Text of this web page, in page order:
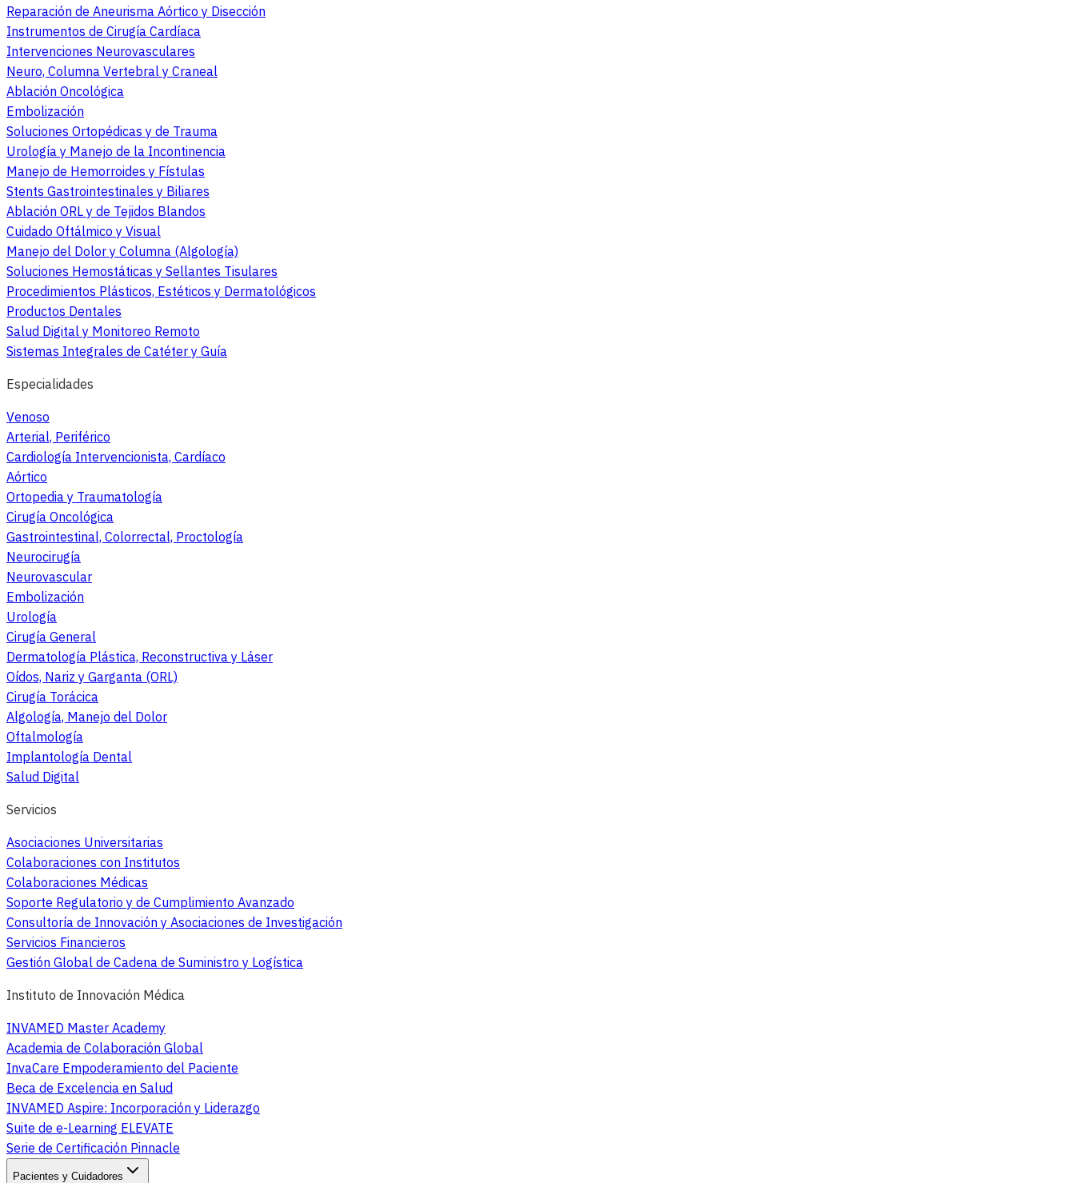
Reparación de Aneurisma Aórtico y Disección
Instrumentos de Cirugía Cardíaca
Intervenciones Neurovasculares
Neuro, Columna Vertebral y Craneal
Ablación Oncológica
Embolización
Soluciones Ortopédicas y de Trauma
Urología y Manejo de la Incontinencia
Manejo de Hemorroides y Fístulas
Stents Gastrointestinales y Biliares
Ablación ORL y de Tejidos Blandos
Cuidado Oftálmico y Visual
Manejo del Dolor y Columna (Algología)
Soluciones Hemostáticas y Sellantes Tisulares
Procedimientos Plásticos, Estéticos y Dermatológicos
Productos Dentales
Salud Digital y Monitoreo Remoto
Sistemas Integrales de Catéter y Guía
Especialidades
Venoso
Arterial, Periférico
Cardiología Intervencionista, Cardíaco
Aórtico
Ortopedia y Traumatología
Cirugía Oncológica
Gastrointestinal, Colorrectal, Proctología
Neurocirugía
Neurovascular
Embolización
Urología
Cirugía General
Dermatología Plástica, Reconstructiva y Láser
Oídos, Nariz y Garganta (ORL)
Cirugía Torácica
Algología, Manejo del Dolor
Oftalmología
Implantología Dental
Salud Digital
Servicios
Asociaciones Universitarias
Colaboraciones con Institutos
Colaboraciones Médicas
Soporte Regulatorio y de Cumplimiento Avanzado
Consultoría de Innovación y Asociaciones de Investigación
Servicios Financieros
Gestión Global de Cadena de Suministro y Logística
Instituto de Innovación Médica
INVAMED Master Academy
Academia de Colaboración Global
InvaCare Empoderamiento del Paciente
Beca de Excelencia en Salud
INVAMED Aspire: Incorporación y Liderazgo
Suite de e-Learning ELEVATE
Serie de Certificación Pinnacle
Pacientes y Cuidadores